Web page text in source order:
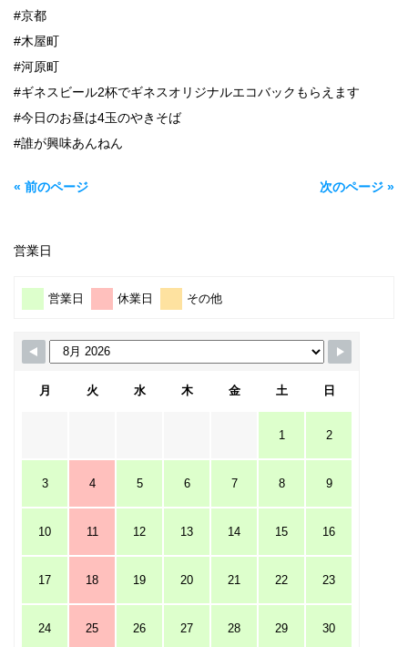
#京都
#木屋町
#河原町
#ギネスビール2杯でギネスオリジナルエコバックもらえます
#今日のお昼は4玉のやきそば
#誰が興味あんねん
« 前のページ 次のページ »
営業日
営業日 休業日 その他
月 火 水 木 金 土 日
1 2
3 4 5 6 7 8 9
10 11 12 13 14 15 16
17 18 19 20 21 22 23
24 25 26 27 28 29 30